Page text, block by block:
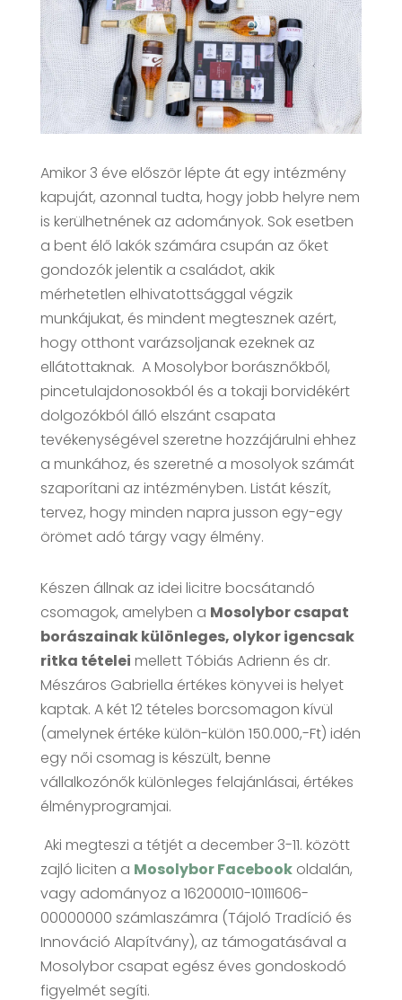
Amikor 3 éve először lépte át egy intézmény
kapuját, azonnal tudta, hogy jobb helyre nem
is kerülhetnének az adományok. Sok esetben
a bent élő lakók számára csupán az őket
gondozók jelentik a családot, akik
mérhetetlen elhivatottsággal végzik
munkájukat, és mindent megtesznek azért,
hogy otthont varázsoljanak ezeknek az
ellátottaknak. A Mosolybor borásznőkből,
pincetulajdonosokból és a tokaji borvidékért
dolgozókból álló elszánt csapata
tevékenységével szeretne hozzájárulni ehhez
a munkához, és szeretné a mosolyok számát
szaporítani az intézményben. Listát készít,
tervez, hogy minden napra jusson egy-egy
örömet adó tárgy vagy élmény.
Készen állnak az idei licitre bocsátandó
csomagok, amelyben a Mosolybor csapat
borászainak különleges, olykor igencsak
ritka tételei mellett Tóbiás Adrienn és dr.
Mészáros Gabriella értékes könyvei is helyet
kaptak. A két 12 tételes borcsomagon kívül
(amelynek értéke külön-külön 150.000,-Ft) idén
egy női csomag is készült, benne
vállalkozónők különleges felajánlásai, értékes
élményprogramjai.
Aki megteszi a tétjét a december 3-11. között
zajló liciten a Mosolybor Facebookoldalán,
vagy adományoz a 16200010-10111606-
00000000 számlaszámra (Tájoló Tradíció és
Innováció Alapítvány), az támogatásával a
Mosolybor csapat egész éves gondoskodó
figyelmét segíti.